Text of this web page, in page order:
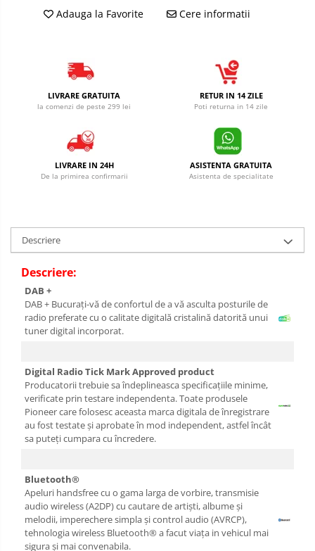
Adauga la Favorite Cere informatii
LIVRARE GRATUITA
la comenzi de peste 299 lei
RETUR IN 14 ZILE
Poti returna in 14 zile
LIVRARE IN 24H
De la primirea confirmarii
ASISTENTA GRATUITA
Asistenta de specialitate
Descriere
Descriere:
DAB +
DAB + Bucurați-vă de confortul de a vă asculta posturile de
radio preferate cu o calitate digitală cristalină datorită unui
tuner digital incorporat.
Digital Radio Tick Mark Approved product
Producatorii trebuie sa îndeplineasca specificațiile minime,
verificate prin testare independenta. Toate produsele
Pioneer care folosesc aceasta marca digitala de înregistrare
au fost testate și aprobate în mod independent, astfel încât
sa puteți cumpara cu încredere.
Bluetooth®
Apeluri handsfree cu o gama larga de vorbire, transmisie
audio wireless (A2DP) cu cautare de artiști, albume și
melodii, imperechere simpla și control audio (AVRCP),
tehnologia wireless Bluetooth® a facut viața in vehicul mai
sigura și mai convenabila.